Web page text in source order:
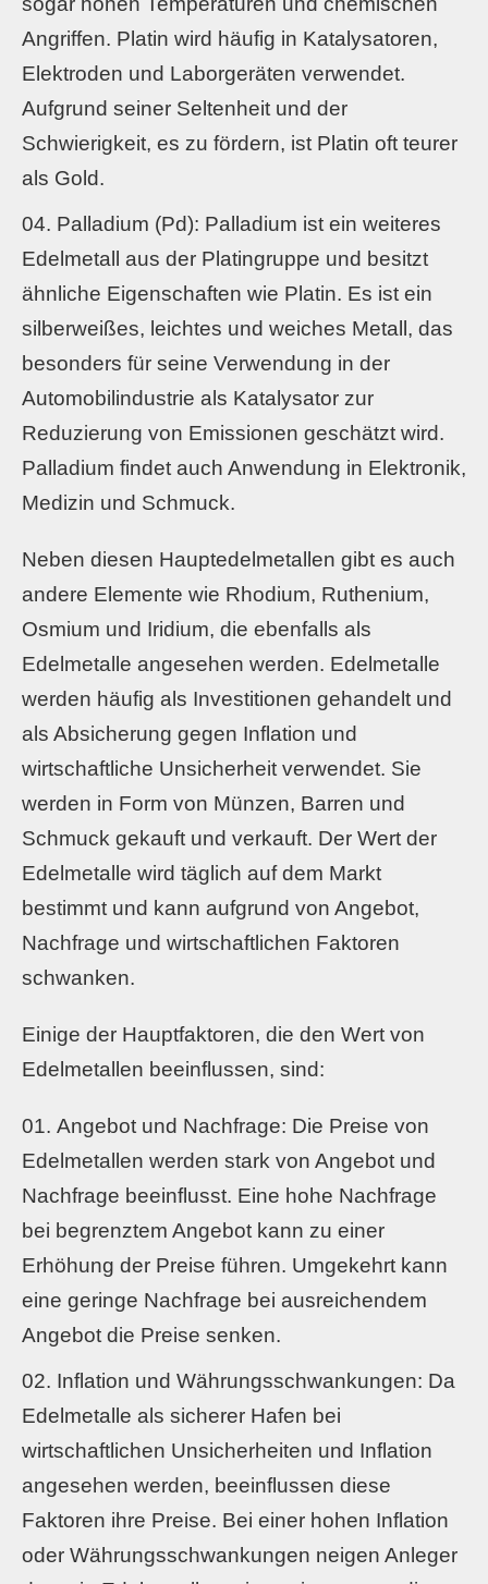
Angriffen. Platin wird häufig in Katalysatoren,
Elektroden und Laborgeräten verwendet.
Aufgrund seiner Seltenheit und der
Schwierigkeit, es zu fördern, ist Platin oft teurer
als Gold.
Palladium (Pd): Palladium ist ein weiteres
Edelmetall aus der Platingruppe und besitzt
ähnliche Eigenschaften wie Platin. Es ist ein
silberweißes, leichtes und weiches Metall, das
besonders für seine Verwendung in der
Automobilindustrie als Katalysator zur
Reduzierung von Emissionen geschätzt wird.
Palladium findet auch Anwendung in Elektronik,
Medizin und Schmuck.
Neben diesen Hauptedelmetallen gibt es auch
andere Elemente wie Rhodium, Ruthenium,
Osmium und Iridium, die ebenfalls als
Edelmetalle angesehen werden. Edelmetalle
werden häufig als Investitionen gehandelt und
als Absicherung gegen Inflation und
wirtschaftliche Unsicherheit verwendet. Sie
werden in Form von Münzen, Barren und
Schmuck gekauft und verkauft. Der Wert der
Edelmetalle wird täglich auf dem Markt
bestimmt und kann aufgrund von Angebot,
Nachfrage und wirtschaftlichen Faktoren
schwanken.
Einige der Hauptfaktoren, die den Wert von
Edelmetallen beeinflussen, sind:
Angebot und Nachfrage: Die Preise von
Edelmetallen werden stark von Angebot und
Nachfrage beeinflusst. Eine hohe Nachfrage
bei begrenztem Angebot kann zu einer
Erhöhung der Preise führen. Umgekehrt kann
eine geringe Nachfrage bei ausreichendem
Angebot die Preise senken.
Inflation und Währungsschwankungen: Da
Edelmetalle als sicherer Hafen bei
wirtschaftlichen Unsicherheiten und Inflation
angesehen werden, beeinflussen diese
Faktoren ihre Preise. Bei einer hohen Inflation
oder Währungsschwankungen neigen Anleger